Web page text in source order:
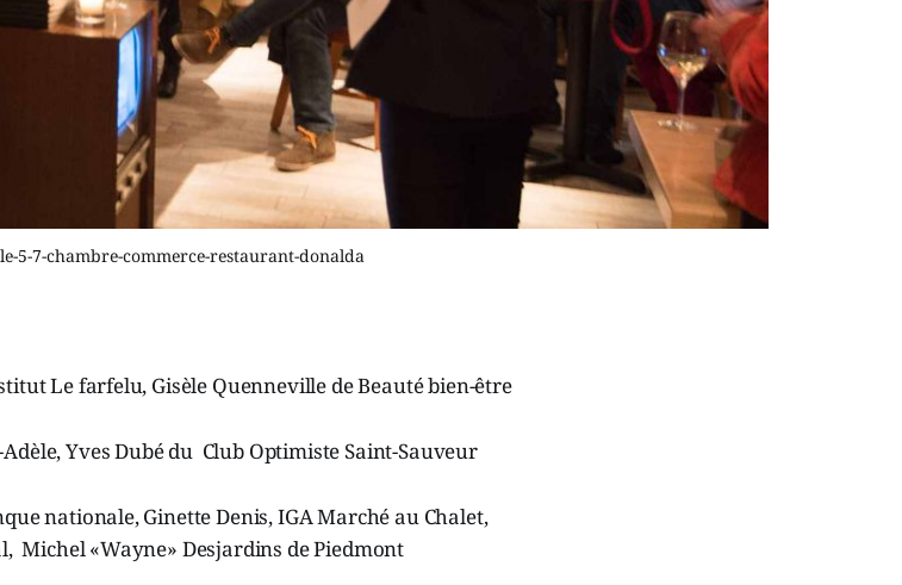
5-7-chambre-commerce-restaurant-donalda
Le farfelu, Gisèle Quenneville de Beauté bien-être
Yves Dubé du Club Optimiste Saint-Sauveur
nationale, Ginette Denis, IGA Marché au Chalet,
Michel «Wayne» Desjardins de Piedmont